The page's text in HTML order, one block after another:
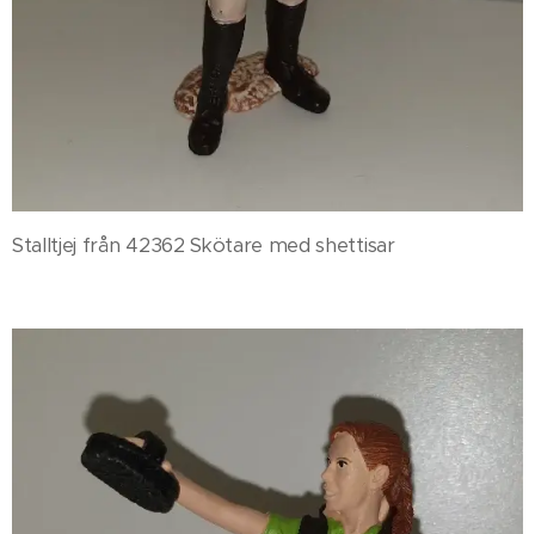
Stalltjej från 42362 Skötare med shettisar